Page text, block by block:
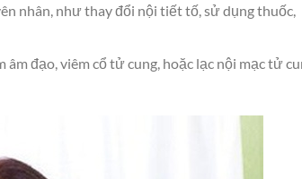
nhân, như thay đổi nội tiết tố, sử dụng thuốc,
đạo, viêm cổ tử cung, hoặc lạc nội mạc tử